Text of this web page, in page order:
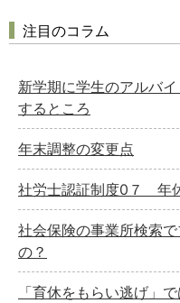
注目のコラム
新学期に学生のアルバ
するところ
年末調整の変更点
社労士認証制度0７ 年
社会保険の事業所検索
の？
「育休をもらい逃げ」